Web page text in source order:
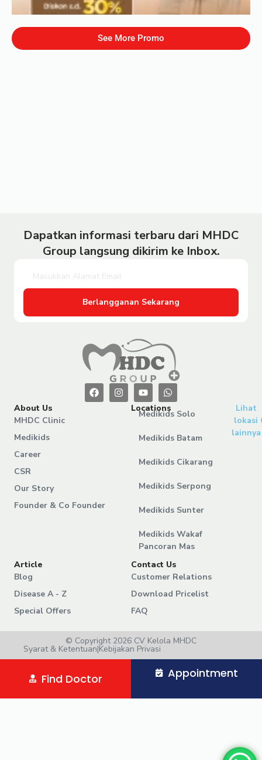
See More Promo
Dapatkan informasi terbaru dari MHDC
Group langsung dikirim ke Inbox.
Berlangganan Sekarang
About Us
MHDC Clinic
Medikids
Career
CSR
Our Story
Founder & Co Founder
Locations
Medikids Solo
Medikids Batam
Medikids Cikarang
Medikids Serpong
Medikids Sunter
Medikids Wakaf
Pancoran Mas
Lihat
lokasi
lainnya
Article
Blog
Disease A - Z
Special Offers
Contact Us
Customer Relations
Download Pricelist
FAQ
© Copyright 2026 CV Kelola MHDC
Syarat & Ketentuan|Kebijakan Privasi
Find Doctor Appointment